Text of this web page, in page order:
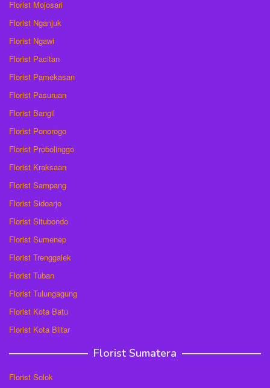
Florist Mojosari
Florist Nganjuk
Florist Ngawi
Florist Pacitan
Florist Pamekasan
Florist Pasuruan
Florist Bangil
Florist Ponorogo
Florist Probolinggo
Florist Kraksaan
Florist Sampang
Florist Sidoarjo
Florist Situbondo
Florist Sumenep
Florist Trenggalek
Florist Tuban
Florist Tulungagung
Florist Kota Batu
Florist Kota Blitar
Florist Sumatera
Florist Solok